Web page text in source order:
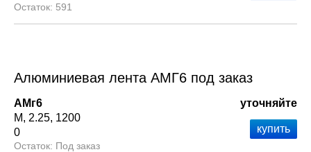
591
Алюминиевая лента АМГ6 под заказ
АМг6
М
2.25 1200
0
Под заказ
уточняйте